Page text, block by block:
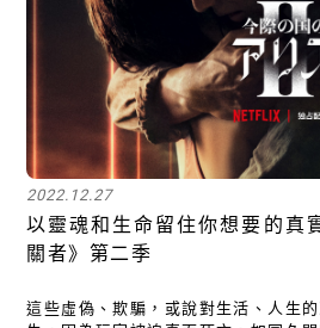
2022.12.27
以靈魂和生命留住你想要的真
關者》第二季
這些虛偽、欺騙，或說對生活、人生